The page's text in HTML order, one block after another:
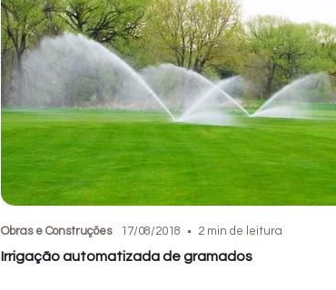
Obras e Construções 17/08/2018 2 min de leitura
Irrigação automatizada de gramados